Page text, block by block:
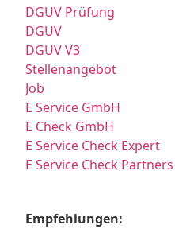
DGUV Prüfung
DGUV
DGUV V3
Stellenangebot
Job
E Service GmbH
E Check GmbH
E Service Check Expert
E Service Check Partners
Empfehlungen: